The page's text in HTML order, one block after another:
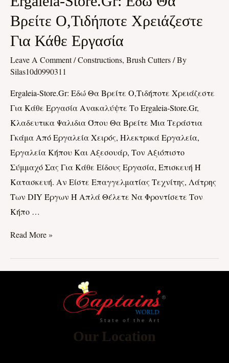
Βρείτε Ο,τιδήποτε Χρειάζεστε
Για Κάθε Εργασία
Leave A Comment/Constructions, Brush Cutters/ By
Silas10d0990311
Ergaleia-Store.gr: Εδώ Θα Βρείτε Ο,τιδήποτε Χρειάζεστε
Για Κάθε Εργασία Ανακαλύψτε Το Ergaleia-Store.gr,
Κλαδευτικα Ψαλιδια Όπου Θα Βρείτε Μια Τεράστια
Γκάμα Από Εργαλεία Χειρός, Ηλεκτρικά Εργαλεία,
Εργαλεία Κήπου Και Αξεσουάρ, Τον Αξιόπιστο
Σύμμαχό Σας Για Κάθε Είδους Εργασία, Επισκευή Ή
Κατασκευή. Αν Είστε Επαγγελματίας Τεχνίτης, Λάτρης
Των DIY Έργων Ή Απλά Θέλετε Να Φροντίσετε Τον
Κήπο …
Store.gr:
Εδώ
Θα
Βρείτε
Ο,τιδήποτε
Για
Read More »
Our Location